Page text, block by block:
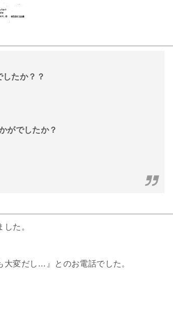
たか？？
がでしたか？
た。
大変だし…』とのお電話でした。